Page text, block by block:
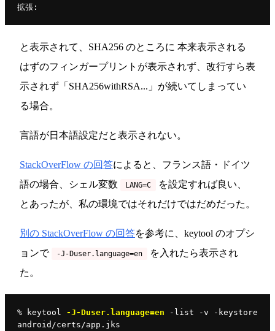
拡張:
と表示されて、SHA256 のところに 本来表示される
はずのフィンガープリントが表示されず、改行すら表
示されず「SHA256withRSA...」が続いてしまってい
る場合。
言語が日本語設定だと表示されない。
StackOverFlow の回答によると、フランス語・ドイツ
語の場合、シェル変数
LANG=C
を設定すれば良い、
とあったが、私の環境ではそれだけではだめだった。
別の StackOverFlow の回答を参考に、keytool のオプシ
ョンで
-J-Duser.language=en
を入れたら表示され
た。
% keytool -J-Duser.language=en -list -v -keystore
android/certs/app.jks